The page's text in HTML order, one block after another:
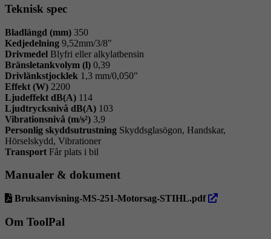
Teknisk spec
Bladlängd (mm) 350
Kedjedelning 9,52mm/3/8"
Drivmedel Blyfri eller alkylatbensin
Bränsletankvolym (l) 0,39
Drivlänkstjocklek 1,3 mm/0,050"
Effekt (W) 2200
Ljudeffekt dB(A) 114
Ljudtrycksnivå dB(A) 103
Vibrationsnivå (m/s²) 3,9
Personlig skyddsutrustning Skyddsglasögon, Handskar,
Hörselskydd, Vibrationer
Transport Får plats i bil
Manualer & dokument
Bruksanvisning-MS-251-Motorsag-STIHL.pdf öppna
Om ToolPal